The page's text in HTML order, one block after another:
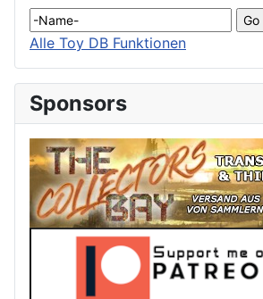
Alle Toy DB Funktionen
Sponsors